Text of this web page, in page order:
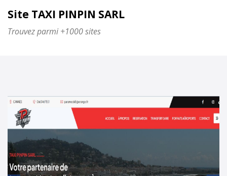
Site TAXI PINPIN SARL
Trouvez parmi +1000 sites